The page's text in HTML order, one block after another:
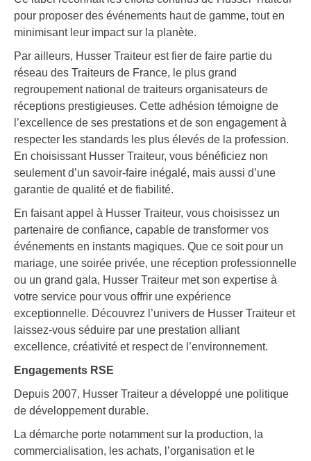
pour proposer des événements haut de gamme, tout en
minimisant leur impact sur la planète.
Par ailleurs, Husser Traiteur est fier de faire partie du
réseau des Traiteurs de France, le plus grand
regroupement national de traiteurs organisateurs de
réceptions prestigieuses. Cette adhésion témoigne de
l’excellence de ses prestations et de son engagement à
respecter les standards les plus élevés de la profession.
En choisissant Husser Traiteur, vous bénéficiez non
seulement d’un savoir-faire inégalé, mais aussi d’une
garantie de qualité et de fiabilité.
En faisant appel à Husser Traiteur, vous choisissez un
partenaire de confiance, capable de transformer vos
événements en instants magiques. Que ce soit pour un
mariage, une soirée privée, une réception professionnelle
ou un grand gala, Husser Traiteur met son expertise à
votre service pour vous offrir une expérience
exceptionnelle. Découvrez l’univers de Husser Traiteur et
laissez-vous séduire par une prestation alliant
excellence, créativité et respect de l’environnement.
Engagements RSE
Depuis 2007, Husser Traiteur a développé une politique
de développement durable.
La démarche porte notamment sur la production, la
commercialisation, les achats, l’organisation et le